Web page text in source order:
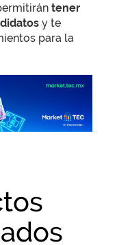
tener
y te
para la